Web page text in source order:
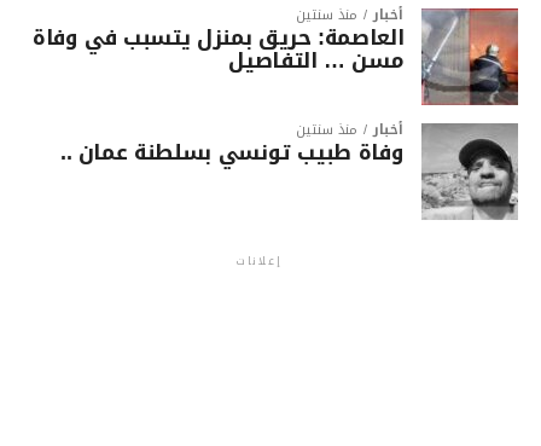
أخبار منذ سنتين
العاصمة: حريق بمنزل يتسبب في وفاة
مسن … التفاصيل
أخبار منذ سنتين
وفاة طبيب تونسي بسلطنة عمان ..
إعلانات